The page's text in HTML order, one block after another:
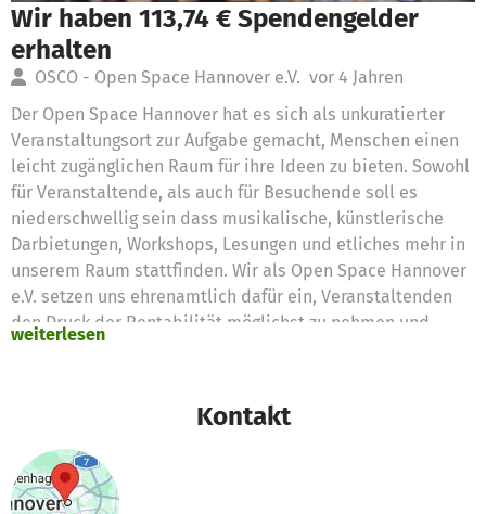
Wir haben 113,74 € Spendengelder
erhalten
OSCO - Open Space Hannover e.V. vor 4 Jahren
Der Open Space Hannover hat es sich als unkuratierter
Veranstaltungsort zur Aufgabe gemacht, Menschen einen
leicht zugänglichen Raum für ihre Ideen zu bieten. Sowohl
für Veranstaltende, als auch für Besuchende soll es
niederschwellig sein dass musikalische, künstlerische
Darbietungen, Workshops, Lesungen und etliches mehr in
unserem Raum stattfinden. Wir als Open Space Hannover
e.V. setzen uns ehrenamtlich dafür ein, Veranstaltenden
den Druck der Rentabilität möglichst zu nehmen und
finanziert unser gemeinnütziger Verein durch Spenden,
welche beispielsweise laufende Kosten wie Strom,
Technik, Versicherungen zu decken.
Mit den Spendengeldern von der betterplace-Plattform
streben wir an, defekte Audio-Kabel, Lampen und
weiterlesen
Kontakt